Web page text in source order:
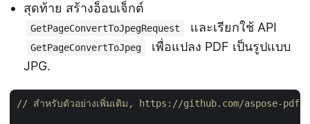
สุดท้าย สร้างอ็อบเจ็กต์
GetPageConvertToJpegRequest และเรียกใช้ API
GetPageConvertToJpeg
เพื่อแปลง PDF เป็นรูปแบบ
JPG.
// สำหรับตัวอย่างเพิ่มเติม, https://github.com/aspose-